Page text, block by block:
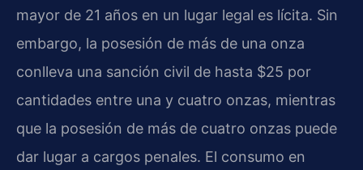
mayor de 21 años en un lugar legal es lícita. Sin
embargo, la posesión de más de una onza
conlleva una sanción civil de hasta $25 por
cantidades entre una y cuatro onzas, mientras
que la posesión de más de cuatro onzas puede
dar lugar a cargos penales. El consumo en